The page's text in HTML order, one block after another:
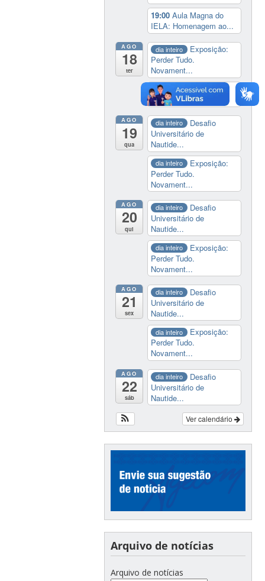
19:00Aula Magna do
IELA: Homenagem ao...
AGO
18
ter
dia inteiro
Exposição:
Perder Tudo.
Novament...
14:00 Soberania
tecnológica e digital
AGO
19
qua
dia inteiro
Desafio
Universitário de
Nautide...
dia inteiro
Exposição:
Perder Tudo.
Novament...
AGO
20
qui
dia inteiro
Desafio
Universitário de
Nautide...
dia inteiro
Exposição:
Perder Tudo.
Novament...
AGO
21
sex
dia inteiro
Desafio
Universitário de
Nautide...
dia inteiro
Exposição:
Perder Tudo.
Novament...
AGO
22
sáb
dia inteiro
Desafio
Universitário de
Nautide...
Ver calendário
Arquivo de notícias
Arquivo de notícias